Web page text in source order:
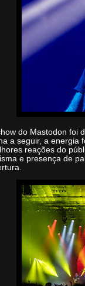
do Mastodon foi
a seguir, a energia
reações do
e presença de